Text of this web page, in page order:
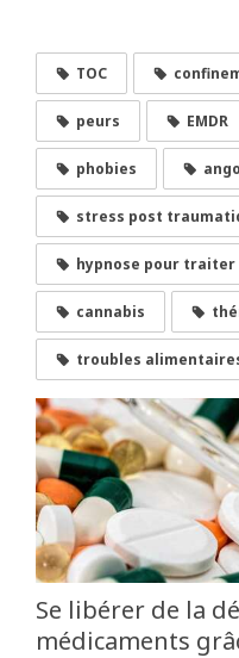
TOC
peurs EMDR
phobies
stress post
hypnose pour traiter
cannabis
troubles
Se libérer de la
médicaments